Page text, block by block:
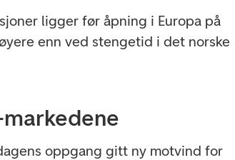
ligger før åpning i Europa på
enn ved stengetid i det norske
oppgang gitt ny motvind for